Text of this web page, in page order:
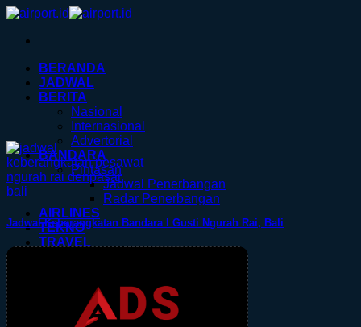
Skip
content
BERANDA
JADWAL
BERITA
Nasional
Internasional
Advertorial
BANDARA
Pintasan
Jadwal Penerbangan
Radar Penerbangan
AIRLINES
TEKNO
TRAVEL
KERETA.ID
Jadwal Keberangkatan Bandara I Gusti Ngurah Rai, Bali